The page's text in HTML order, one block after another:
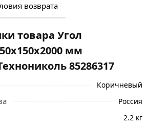
возврата
товара Угол
мм
85286317
Коричневый
Россия
2.2 кг